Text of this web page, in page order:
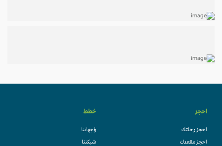
احجز
احجز رحلتك
احجز مقعدك
خطط
وُجهاتنا
شبكتنا